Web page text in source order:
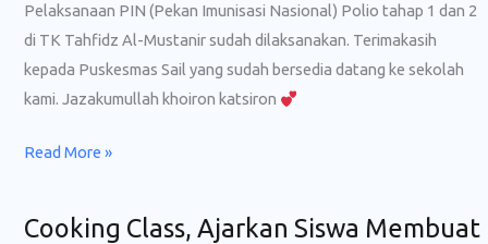
Pelaksanaan PIN (Pekan Imunisasi Nasional) Polio tahap 1 dan 2
di TK Tahfidz Al-Mustanir sudah dilaksanakan. Terimakasih
kepada Puskesmas Sail yang sudah bersedia datang ke sekolah
kami. Jazakumullah khoiron katsiron
Mustanir
Read More »
Cooking Class, Ajarkan Siswa Membuat
Cooking